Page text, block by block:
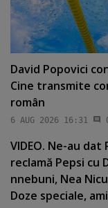
David Popovici
Cine transmite
român
6 AUG 2026 16:31
VIDEO. Ne-au
reclamă Pepsi cu
nnebuni, Nea
Doze speciale,